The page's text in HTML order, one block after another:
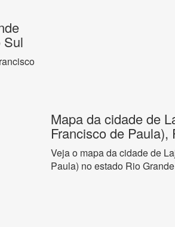
Sul
Mapa da cidade de
Francisco de
Veja o mapa da cidade de
Paula) no estado Rio